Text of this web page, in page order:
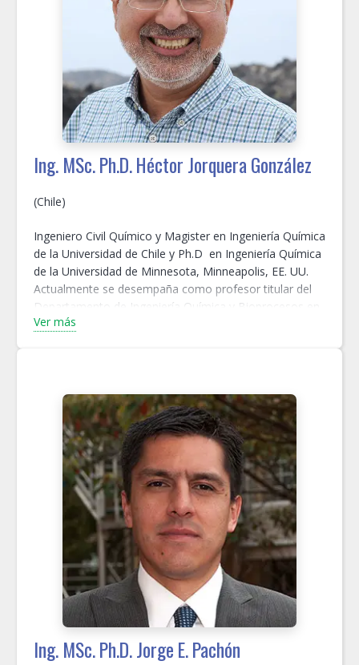
contaminantes climáticos de vida corta del Grupo
Intergubernamental sobre el Cambio Climático (IPCC), y
representate de la Asociación Regional III en la Junta de
investigación de la Organización Meteorológica Mundial
(OMM).
Ing. MSc. Ph.D. Héctor Jorquera González
(Chile)
Ingeniero Civil Químico y Magister en Ingeniería Química
de la Universidad de Chile y Ph.D en Ingeniería Química
de la Universidad de Minnesota, Minneapolis, EE. UU.
Actualmente se desempaña como profesor titular del
Departamento de Ingeniería Química y Bioprocesos en
la Pontificia Universidad Católica de Chile.
en diferentes instituciones, entre ellas, la Universidad de
Lowa, EEUU (Center for Global and Regional
Environmental Research, 2000), Harvard University
(Atmospheric Chemistry Group, 2006-7), National
Center for Atmospheric Research (NCAR, Boulder, CO,
2016), y adicionalmente, ha sido consultor Senior en
proyectos de investigación aplicada en el sector público
Sus líneas de investigación están enfocadas en
modelación de la Calidad del Aire mediante modelos de
dispersión y de receptor (o de reparto de fuentes),
análisis de calidad del aire en interiores y métodos
numéricos en Ingeniería.
Ver más
Ing. MSc. Ph.D. Jorge E. Pachón